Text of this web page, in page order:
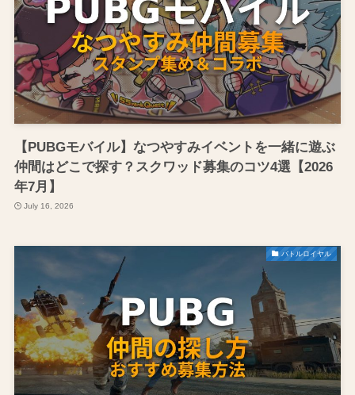
【PUBGモバイル】なつやすみイベントを一緒に遊ぶ
仲間はどこで探す？スクワッド募集のコツ4選【2026
年7月】
July 16, 2026
バトルロイヤル